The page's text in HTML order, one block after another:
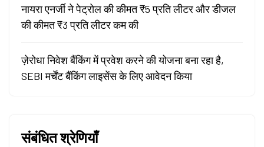
नायरा एनर्जी ने पेट्रोल की कीमत ₹5 प्रति लीटर और डीजल
की कीमत ₹3 प्रति लीटर कम की
ज़ेरोधा निवेश बैंकिंग में प्रवेश करने की योजना बना रहा है,
SEBI मर्चेंट बैंकिंग लाइसेंस के लिए आवेदन किया
संबंधित श्रेणियाँ